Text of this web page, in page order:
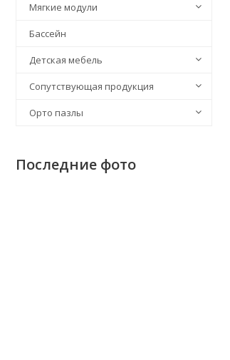
Мягкие модули
Бассейн
Детская мебель
Сопутствующая продукция
Орто пазлы
Последние фото